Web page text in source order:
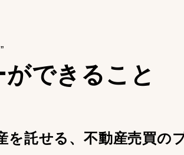
ができること
を託せる、不動産売買の